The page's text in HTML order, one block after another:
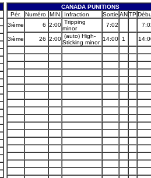
CANADA PUNITIONS
Pér.
Numéro MIN Infraction Sortie ANTP
3ième
6 2:00 Tripping
minor
7:02
3ième 26 2:00 (auto) High-
Sticking minor
14:00 1